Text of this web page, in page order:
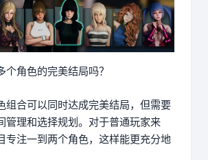
个角色的完美结局吗？
组合可以同时达成完美结局，但需要
管理和选择规划。对于普通玩家来
专注一到两个角色，这样能更充分地